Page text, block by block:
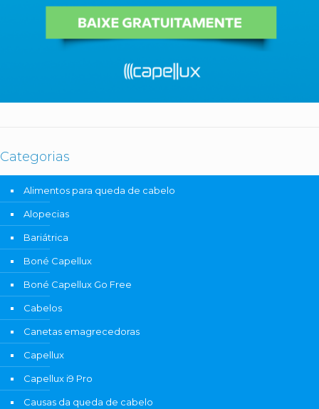
Categorias
Alimentos para queda de cabelo
Alopecias
Bariátrica
Boné Capellux
Boné Capellux Go Free
Cabelos
Canetas emagrecedoras
Capellux
Capellux i9 Pro
Causas da queda de cabelo